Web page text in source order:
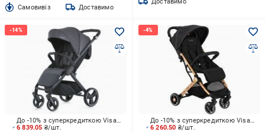
Cамовивіз Доставимо
6 839.05 ₴/шт.
До -10% з суперкредиткою Visa Вигода
6 260.50 ₴/шт.
До -10% з суперкредиткою Visa Вигода